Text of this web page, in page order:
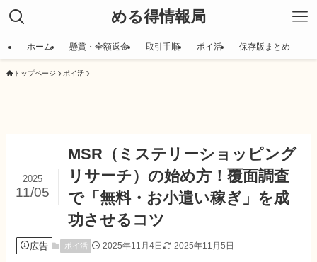
める得情報局
ホーム 懸賞・全額返金 取引手順 ポイ活 保存版まとめ
トップページ ポイ活
MSR（ミステリーショッピング
リサーチ）の始め方！覆面調査
で「無料・お小遣い稼ぎ」を成
功させるコツ
2025
11/05
広告 ポイ活 2025年11月4日 2025年11月5日